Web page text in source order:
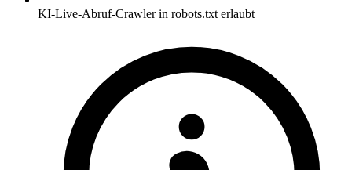
KI-Live-Abruf-Crawler in robots.txt erlaubt